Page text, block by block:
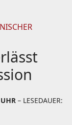
– LESEDAUER: